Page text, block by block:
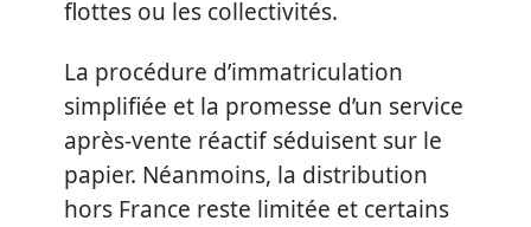
flottes ou les collectivités.
La procédure d’immatriculation
simplifiée et la promesse d’un service
après-vente réactif séduisent sur le
papier. Néanmoins, la distribution
hors France reste limitée et certains